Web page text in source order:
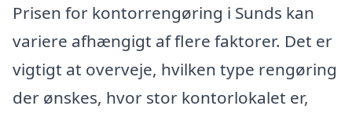
Prisen for kontorrengøring i Sunds kan
variere afhængigt af flere faktorer. Det er
vigtigt at overveje, hvilken type rengøring
der ønskes, hvor stor kontorlokalet er,